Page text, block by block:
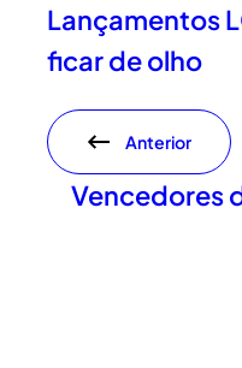
Lançamentos
ficar de olho
Anterior
Vencedores